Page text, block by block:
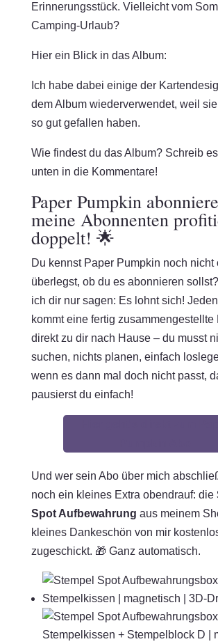
Erinnerungsstück. Vielleicht vom
Camping-Urlaub?
Hier ein Blick in das Album:
Ich habe dabei einige der
dem Album wiederverwendet, weil
so gut gefallen haben.
Wie findest du das Album? Schreib
unten in die Kommentare!
Paper Pumpkin
meine Abonnenten
doppelt! 🌟
Du kennst Paper Pumpkin noch nicht
überlegst, ob du es abonnieren
ich dir nur sagen: Es lohnt sich!
kommt eine fertig zusammengestellte
direkt zu dir nach Hause – du musst
suchen, nichts planen, einfach
wenn es dann mal doch nicht passt,
pausierst du einfach!
Und wer sein Abo über mich
noch ein kleines Extra obendrauf: die
Spot Aufbewahrung aus meinem
kleines Dankeschön von mir
zugeschickt. 🎁 Ganz automatisch.